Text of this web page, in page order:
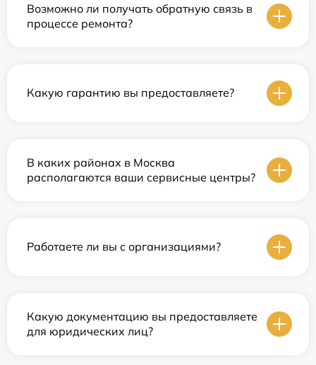
Возможно ли получать обратную связь в
процессе ремонта?
Какую гарантию вы предоставляете?
В каких районах в Москва
располагаются ваши сервисные центры?
Работаете ли вы с организациями?
Какую документацию вы предоставляете
для юридических лиц?